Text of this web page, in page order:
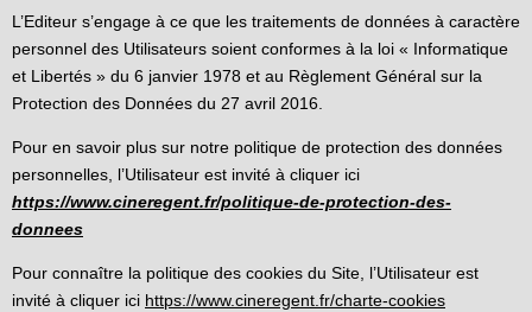
L’Editeur s’engage à ce que les traitements de données à caractère
personnel des Utilisateurs soient conformes à la loi « Informatique
et Libertés » du 6 janvier 1978 et au Règlement Général sur la
Protection des Données du 27 avril 2016.
Pour en savoir plus sur notre politique de protection des données
personnelles, l’Utilisateur est invité à cliquer ici
https://www.cineregent.fr/politique-de-protection-des-
donnees
Pour connaître la politique des cookies du Site, l’Utilisateur est
invité à cliquer ici https://www.cineregent.fr/charte-cookies